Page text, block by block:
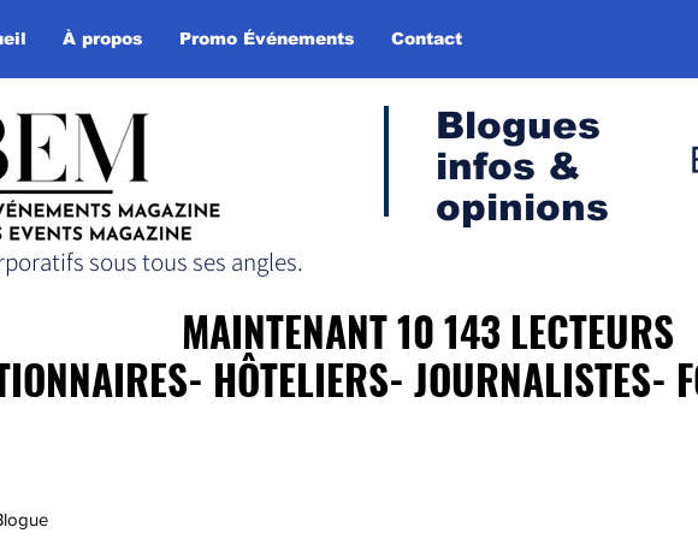
À propos Promo Événements Contact
sous tous ses angles.
Blogues
infos &
opinions
MAINTENANT 10 143 LECTEURS
HÔTELIERS- JOURNALISTES-
MAINTENANT 10 143 LECTEURS
HÔTELIERS- JOURNALISTES-